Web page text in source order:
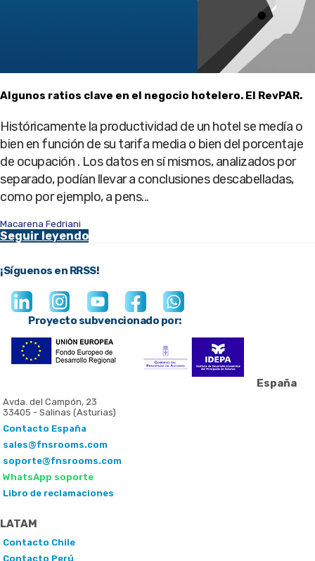
Algunos ratios clave en el negocio hotelero. El RevPAR.
Históricamente la productividad de un hotel se medía o
bien en función de su tarifa media o bien del porcentaje
de ocupación . Los datos en sí mismos, analizados por
separado, podían llevar a conclusiones descabelladas,
como por ejemplo, a pens...
Macarena Fedriani
Seguir leyendo
¡Síguenos en RRSS!
Proyecto subvencionado por:
España
Avda. del Campón, 23
33405 - Salinas (Asturias)
Contacto España
sales@fnsrooms.com
soporte@fnsrooms.com
WhatsApp soporte
Libro de reclamaciones
LATAM
Contacto Chile
Contacto Perú